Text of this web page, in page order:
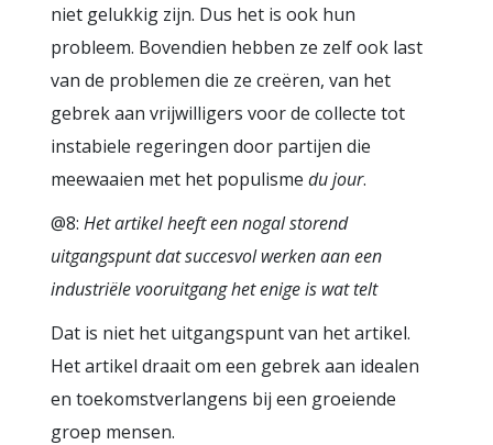
niet gelukkig zijn. Dus het is ook hun
probleem. Bovendien hebben ze zelf ook last
van de problemen die ze creëren, van het
gebrek aan vrijwilligers voor de collecte tot
instabiele regeringen door partijen die
meewaaien met het populisme du jour.
@8: Het artikel heeft een nogal storend
uitgangspunt dat succesvol werken aan een
industriële vooruitgang het enige is wat telt
Dat is niet het uitgangspunt van het artikel.
Het artikel draait om een gebrek aan idealen
en toekomstverlangens bij een groeiende
groep mensen.